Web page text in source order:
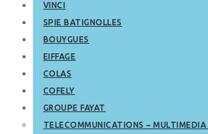
VINCI
SPIE BATIGNOLLES
BOUYGUES
EIFFAGE
COLAS
COFELY
GROUPE FAYAT
TELECOMMUNICATIONS –